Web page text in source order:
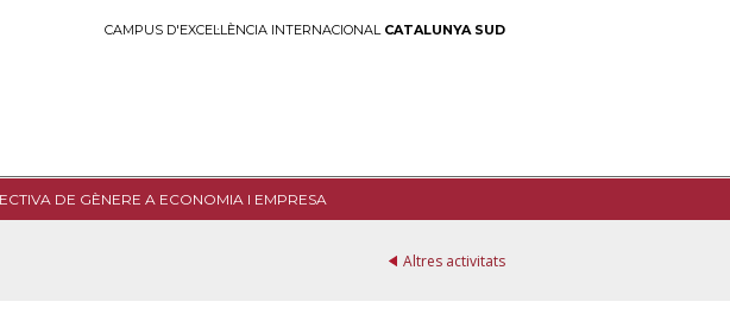
CAMPUS D'EXCEL·LÈNCIA INTERNACIONAL CATALUNYA SUD
DE GÈNERE A ECONOMIA I EMPRESA
Altres activitats